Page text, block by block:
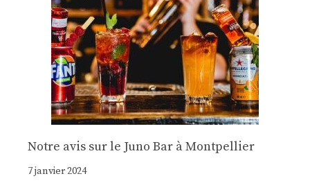
Notre avis sur le Juno Bar à Montpellier
7 janvier 2024